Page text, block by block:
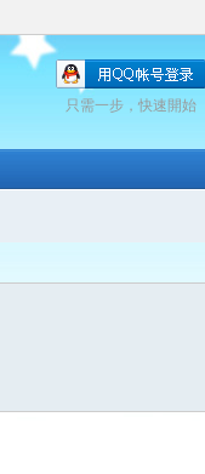
只需一步，快速開始